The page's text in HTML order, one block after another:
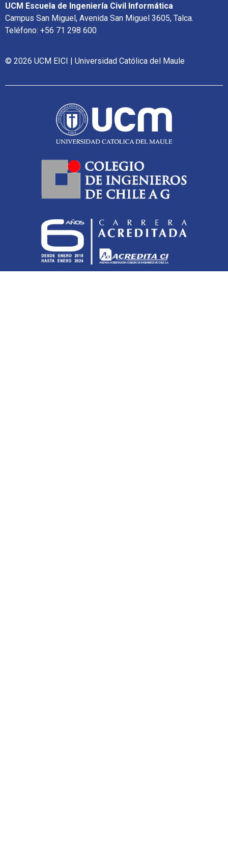
UCM Escuela de Ingeniería Civil Informática
Campus San Miguel, Avenida San Miguel 3605, Talca.
Teléfono: +56 71 298 600
© 2026 UCM EICI | Universidad Católica del Maule